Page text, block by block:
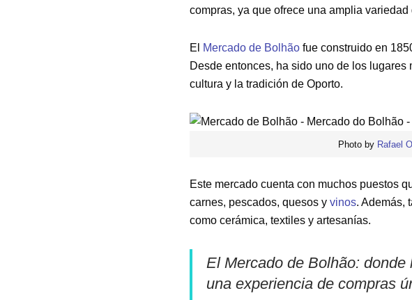
compras, ya que ofrece una amplia
El Mercado de Bolhão fue construido en
Desde entonces, ha sido uno de los
cultura y la tradición de Oporto.
Photo by Rafael
Este mercado cuenta con muchos puestos
carnes, pescados, quesos y vinos. Además,
como cerámica, textiles y artesanías.
El Mercado de Bolhão:
una experiencia de compras